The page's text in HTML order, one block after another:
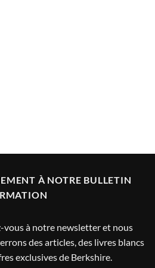
À NOTRE BULLETIN
vous à notre newsletter et nous
des articles, des livres blancs
exclusives de Berkshire.